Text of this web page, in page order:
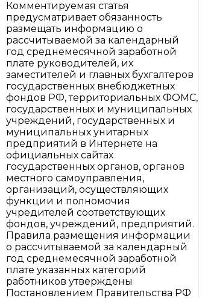
Комментируемая статья
предусматривает обязанность
размещать информацию о
рассчитываемой за календарный
год среднемесячной заработной
плате руководителей, их
заместителей и главных бухгалтеров
государственных внебюджетных
фондов РФ, территориальных ФОМС,
государственных и муниципальных
учреждений, государственных и
муниципальных унитарных
предприятий в Интернете на
официальных сайтах
государственных органов, органов
местного самоуправления,
организаций, осуществляющих
функции и полномочия
учредителей соответствующих
фондов, учреждений, предприятий.
Правила размещения информации
о рассчитываемой за календарный
год среднемесячной заработной
плате указанных категорий
работников утверждены
Постановлением Правительства РФ